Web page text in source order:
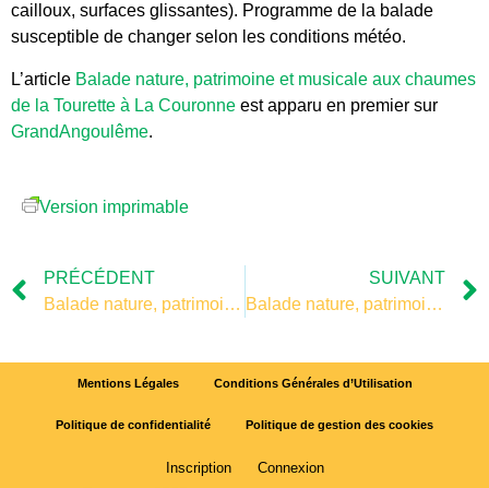
cailloux, surfaces glissantes). Programme de la balade
susceptible de changer selon les conditions météo.
L’article Balade nature, patrimoine et musicale aux chaumes
de la Tourette à La Couronne est apparu en premier sur
GrandAngoulême.
Version imprimable
PRÉCÉDENT
Balade nature, patrimoine et musicale aux chaumes de la Tourette à La Couronne
SUIVANT
Balade nature, patrimoine et musicale aux chaumes de la Tourette à La Couronne
Mentions Légales Conditions Générales d’Utilisation
Politique de confidentialité Politique de gestion des cookies
Inscription Connexion